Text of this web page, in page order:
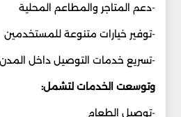
-دعم المتاجر والمطاعم المحلية
-توفير خيارات متنوعة للمستخدمين
-تسريع خدمات التوصيل داخل المدن
وتوسعت الخدمات لتشمل:
-توصيل الطعام